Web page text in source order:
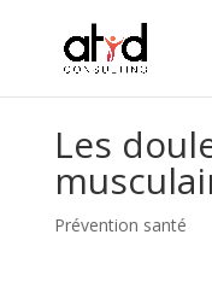
Les
Prévention santé